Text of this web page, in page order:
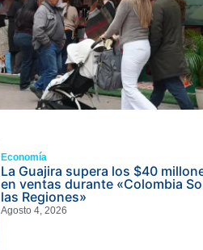
Economía
La Guajira supera los $40
en ventas durante «Colombia
las Regiones»
Agosto 4, 2026